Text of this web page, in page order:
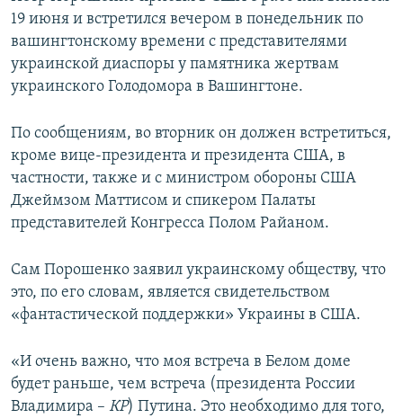
19 июня и встретился вечером в понедельник по
вашингтонскому времени с представителями
украинской диаспоры у памятника жертвам
украинского Голодомора в Вашингтоне.
По сообщениям, во вторник он должен встретиться,
кроме вице-президента и президента США, в
частности, также и с министром обороны США
Джеймзом Маттисом и спикером Палаты
представителей Конгресса Полом Райаном.
Сам Порошенко заявил украинскому обществу, что
это, по его словам, является свидетельством
«фантастической поддержки» Украины в США.
«И очень важно, что моя встреча в Белом доме
будет раньше, чем встреча (президента России
Владимира – КР) Путина. Это необходимо для того,